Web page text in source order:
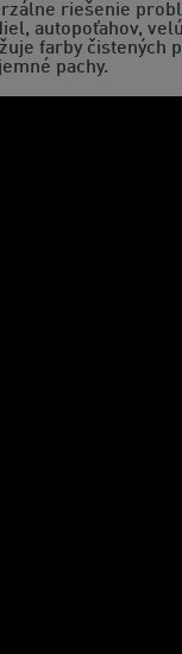
riešenie
autopoťahov,
farby čistených
pachy.